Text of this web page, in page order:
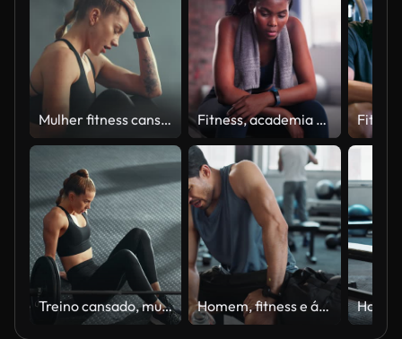
Mulher fitness cansada, desafio de academia e cansaço de treino de luta de treino, exercício difícil e descanso corporal. Respirando, suando e frustrado atleta esportivo pensando em desistir, desistir e mentalidade Fitness, academia e mulher negra cansada com pausa para exercícios, respirando ou descansando de desempenho intenso. Esportes, fadiga e atleta africano com toalha, suor ou burnout do desafio de treinamento corporal
Treino cansado, mulher e academia quebram de exercício de barra, fitness ou esportes de levantamento de peso. Atleta feminina respirando após desafio de fisiculturista, desempenho e fadiga formam treinamento de potência muscular Homem, fitness e água na academia para cansados, exercícios e pausas com desafios, cardio e exercícios. Pessoa, bebida e respiração do sexo masculino no clube esportivo para fadiga, recuperação e saúde com crescimento muscular